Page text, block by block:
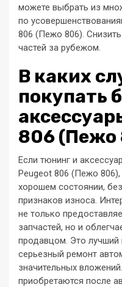
можете выбрать из
по
806 (Пежо 806).
частей за рубежом.
В каких
покупать
806 (Пежо
Если тюнинг и
Peugeot 806 (Пежо 806),
хорошем состоянии,
признаков износа.
не только
запчастей, но и
продавцом. Это лучший
серьезный ремонт
значительных
приобретаются после